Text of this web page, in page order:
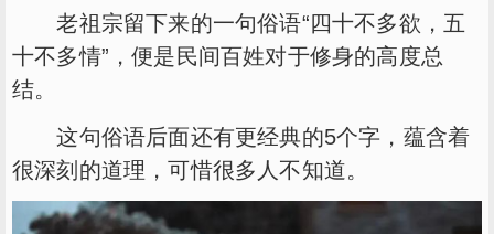
老祖宗留下来的一句俗语“四十不多欲，五
十不多情”，便是民间百姓对于修身的高度总
结。
这句俗语后面还有更经典的5个字，蕴含着
很深刻的道理，可惜很多人不知道。